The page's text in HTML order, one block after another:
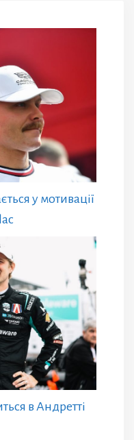
у мотивації
в Андретті